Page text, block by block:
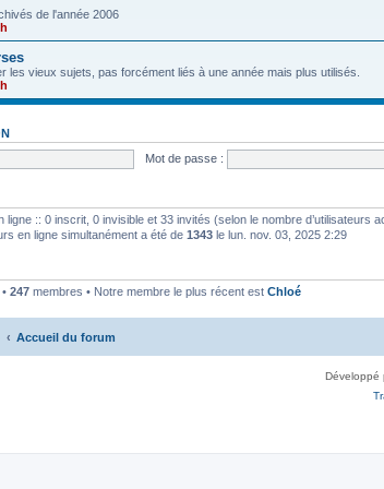
de l'année 2006
les vieux sujets, pas forcément liés à une année mais plus utilisés.
Mot de passe :
ligne :: 0 inscrit, 0 invisible et 33 invités (selon le nombre d’utilisateurs
en ligne simultanément a été de 1343 le lun. nov. 03, 2025 2:29
247 membres • Notre membre le plus récent est Chloé
Accueil du forum
Développé